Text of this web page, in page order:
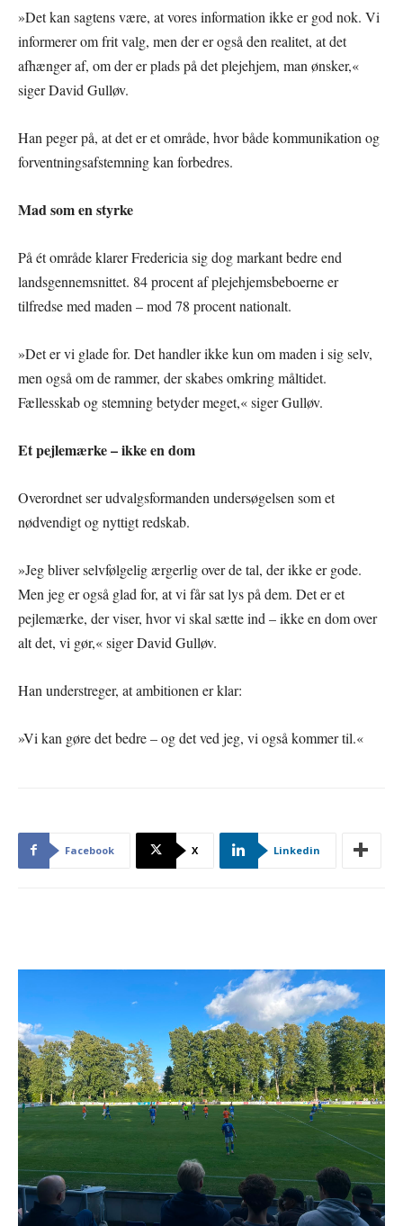
»Det kan sagtens være, at vores information ikke er god nok. Vi
informerer om frit valg, men der er også den realitet, at det
afhænger af, om der er plads på det plejehjem, man ønsker,«
siger David Gulløv.
Han peger på, at det er et område, hvor både kommunikation og
forventningsafstemning kan forbedres.
Mad som en styrke
På ét område klarer Fredericia sig dog markant bedre end
landsgennemsnittet. 84 procent af plejehjemsbeboerne er
tilfredse med maden – mod 78 procent nationalt.
»Det er vi glade for. Det handler ikke kun om maden i sig selv,
men også om de rammer, der skabes omkring måltidet.
Fællesskab og stemning betyder meget,« siger Gulløv.
Et pejlemærke – ikke en dom
Overordnet ser udvalgsformanden undersøgelsen som et
nødvendigt og nyttigt redskab.
»Jeg bliver selvfølgelig ærgerlig over de tal, der ikke er gode.
Men jeg er også glad for, at vi får sat lys på dem. Det er et
pejlemærke, der viser, hvor vi skal sætte ind – ikke en dom over
alt det, vi gør,« siger David Gulløv.
Han understreger, at ambitionen er klar:
»Vi kan gøre det bedre – og det ved jeg, vi også kommer til.«
Facebook X Linkedin